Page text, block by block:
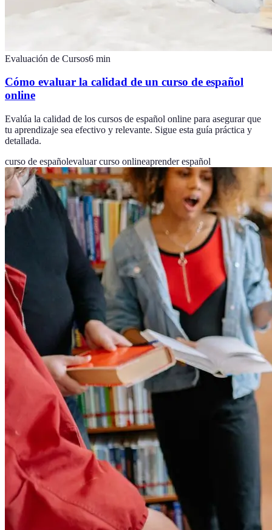
Evaluación de Cursos6 min
Cómo evaluar la calidad de un curso de español
online
Evalúa la calidad de los cursos de español online para asegurar que
tu aprendizaje sea efectivo y relevante. Sigue esta guía práctica y
detallada.
curso de españolevaluar curso onlineaprender español